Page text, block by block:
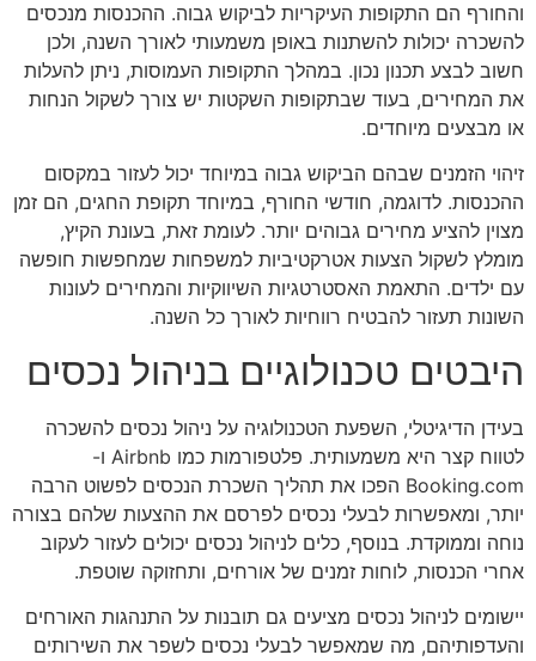
והחורף הם התקופות העיקריות לביקוש גבוה. ההכנסות מנכסים
להשכרה יכולות להשתנות באופן משמעותי לאורך השנה, ולכן
חשוב לבצע תכנון נכון. במהלך התקופות העמוסות, ניתן להעלות
את המחירים, בעוד שבתקופות השקטות יש צורך לשקול הנחות
או מבצעים מיוחדים.
זיהוי הזמנים שבהם הביקוש גבוה במיוחד יכול לעזור במקסום
ההכנסות. לדוגמה, חודשי החורף, במיוחד תקופת החגים, הם זמן
מצוין להציע מחירים גבוהים יותר. לעומת זאת, בעונת הקיץ,
מומלץ לשקול הצעות אטרקטיביות למשפחות שמחפשות חופשה
עם ילדים. התאמת האסטרטגיות השיווקיות והמחירים לעונות
השונות תעזור להבטיח רווחיות לאורך כל השנה.
היבטים טכנולוגיים בניהול נכסים
בעידן הדיגיטלי, השפעת הטכנולוגיה על ניהול נכסים להשכרה
לטווח קצר היא משמעותית. פלטפורמות כמו Airbnb ו-
Booking.com הפכו את תהליך השכרת הנכסים לפשוט הרבה
יותר, ומאפשרות לבעלי נכסים לפרסם את ההצעות שלהם בצורה
נוחה וממוקדת. בנוסף, כלים לניהול נכסים יכולים לעזור לעקוב
אחרי הכנסות, לוחות זמנים של אורחים, ותחזוקה שוטפת.
יישומים לניהול נכסים מציעים גם תובנות על התנהגות האורחים
והעדפותיהם, מה שמאפשר לבעלי נכסים לשפר את השירותים